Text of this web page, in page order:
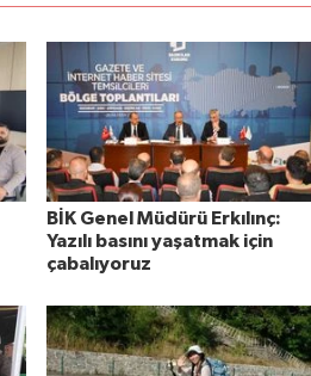
BİK Genel Müdürü Erkılınç:
Yazılı basını yaşatmak için
çabalıyoruz